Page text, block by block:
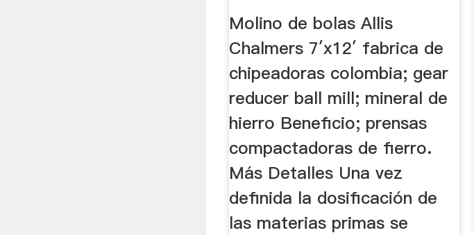
Molino de bolas Allis
Chalmers 7′x12′ fabrica de
chipeadoras colombia; gear
reducer ball mill; mineral de
hierro Beneficio; prensas
compactadoras de fierro.
Más Detalles Una vez
definida la dosificación de
las materias primas se